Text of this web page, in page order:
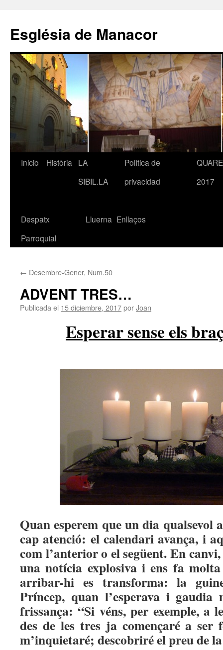
contenido
Església de Manacor
Inicio Història
LA
SIBIL.LA
Política de
privacidad
2017
Despatx
Parroquial
Lluerna Enllaços
← Desembre-Gener, Num.50
ADVENT TRES…
Publicada el 15 diciembre, 2017porJoan
Esperar sense els
Quan esperem que un dia
cap atenció: el calendari avança, i
com l’anterior o el següent. En
una notícia explosiva i ens fa
arribar-hi es transforma: la
Príncep, quan l’esperava i gaudia
frissança: “Si véns, per exemple, a
des de les tres ja començaré a
m’inquietaré; descobriré el preu de